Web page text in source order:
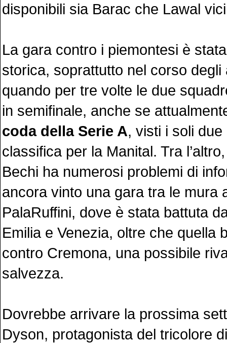
disponibili sia Barac che Lawal
La gara contro i piemontesi è
storica, soprattutto nel corso degli
quando per tre volte le due
in semifinale, anche se
coda della Serie A, visti i soli due
classifica per la Manital. Tra
Bechi ha numerosi problemi di
ancora vinto una gara tra le mura
PalaRuffini, dove è stata battuta
Emilia e Venezia, oltre che quella
contro Cremona, una possibile
salvezza.
Dovrebbe arrivare la prossima
Dyson, protagonista del tricolore